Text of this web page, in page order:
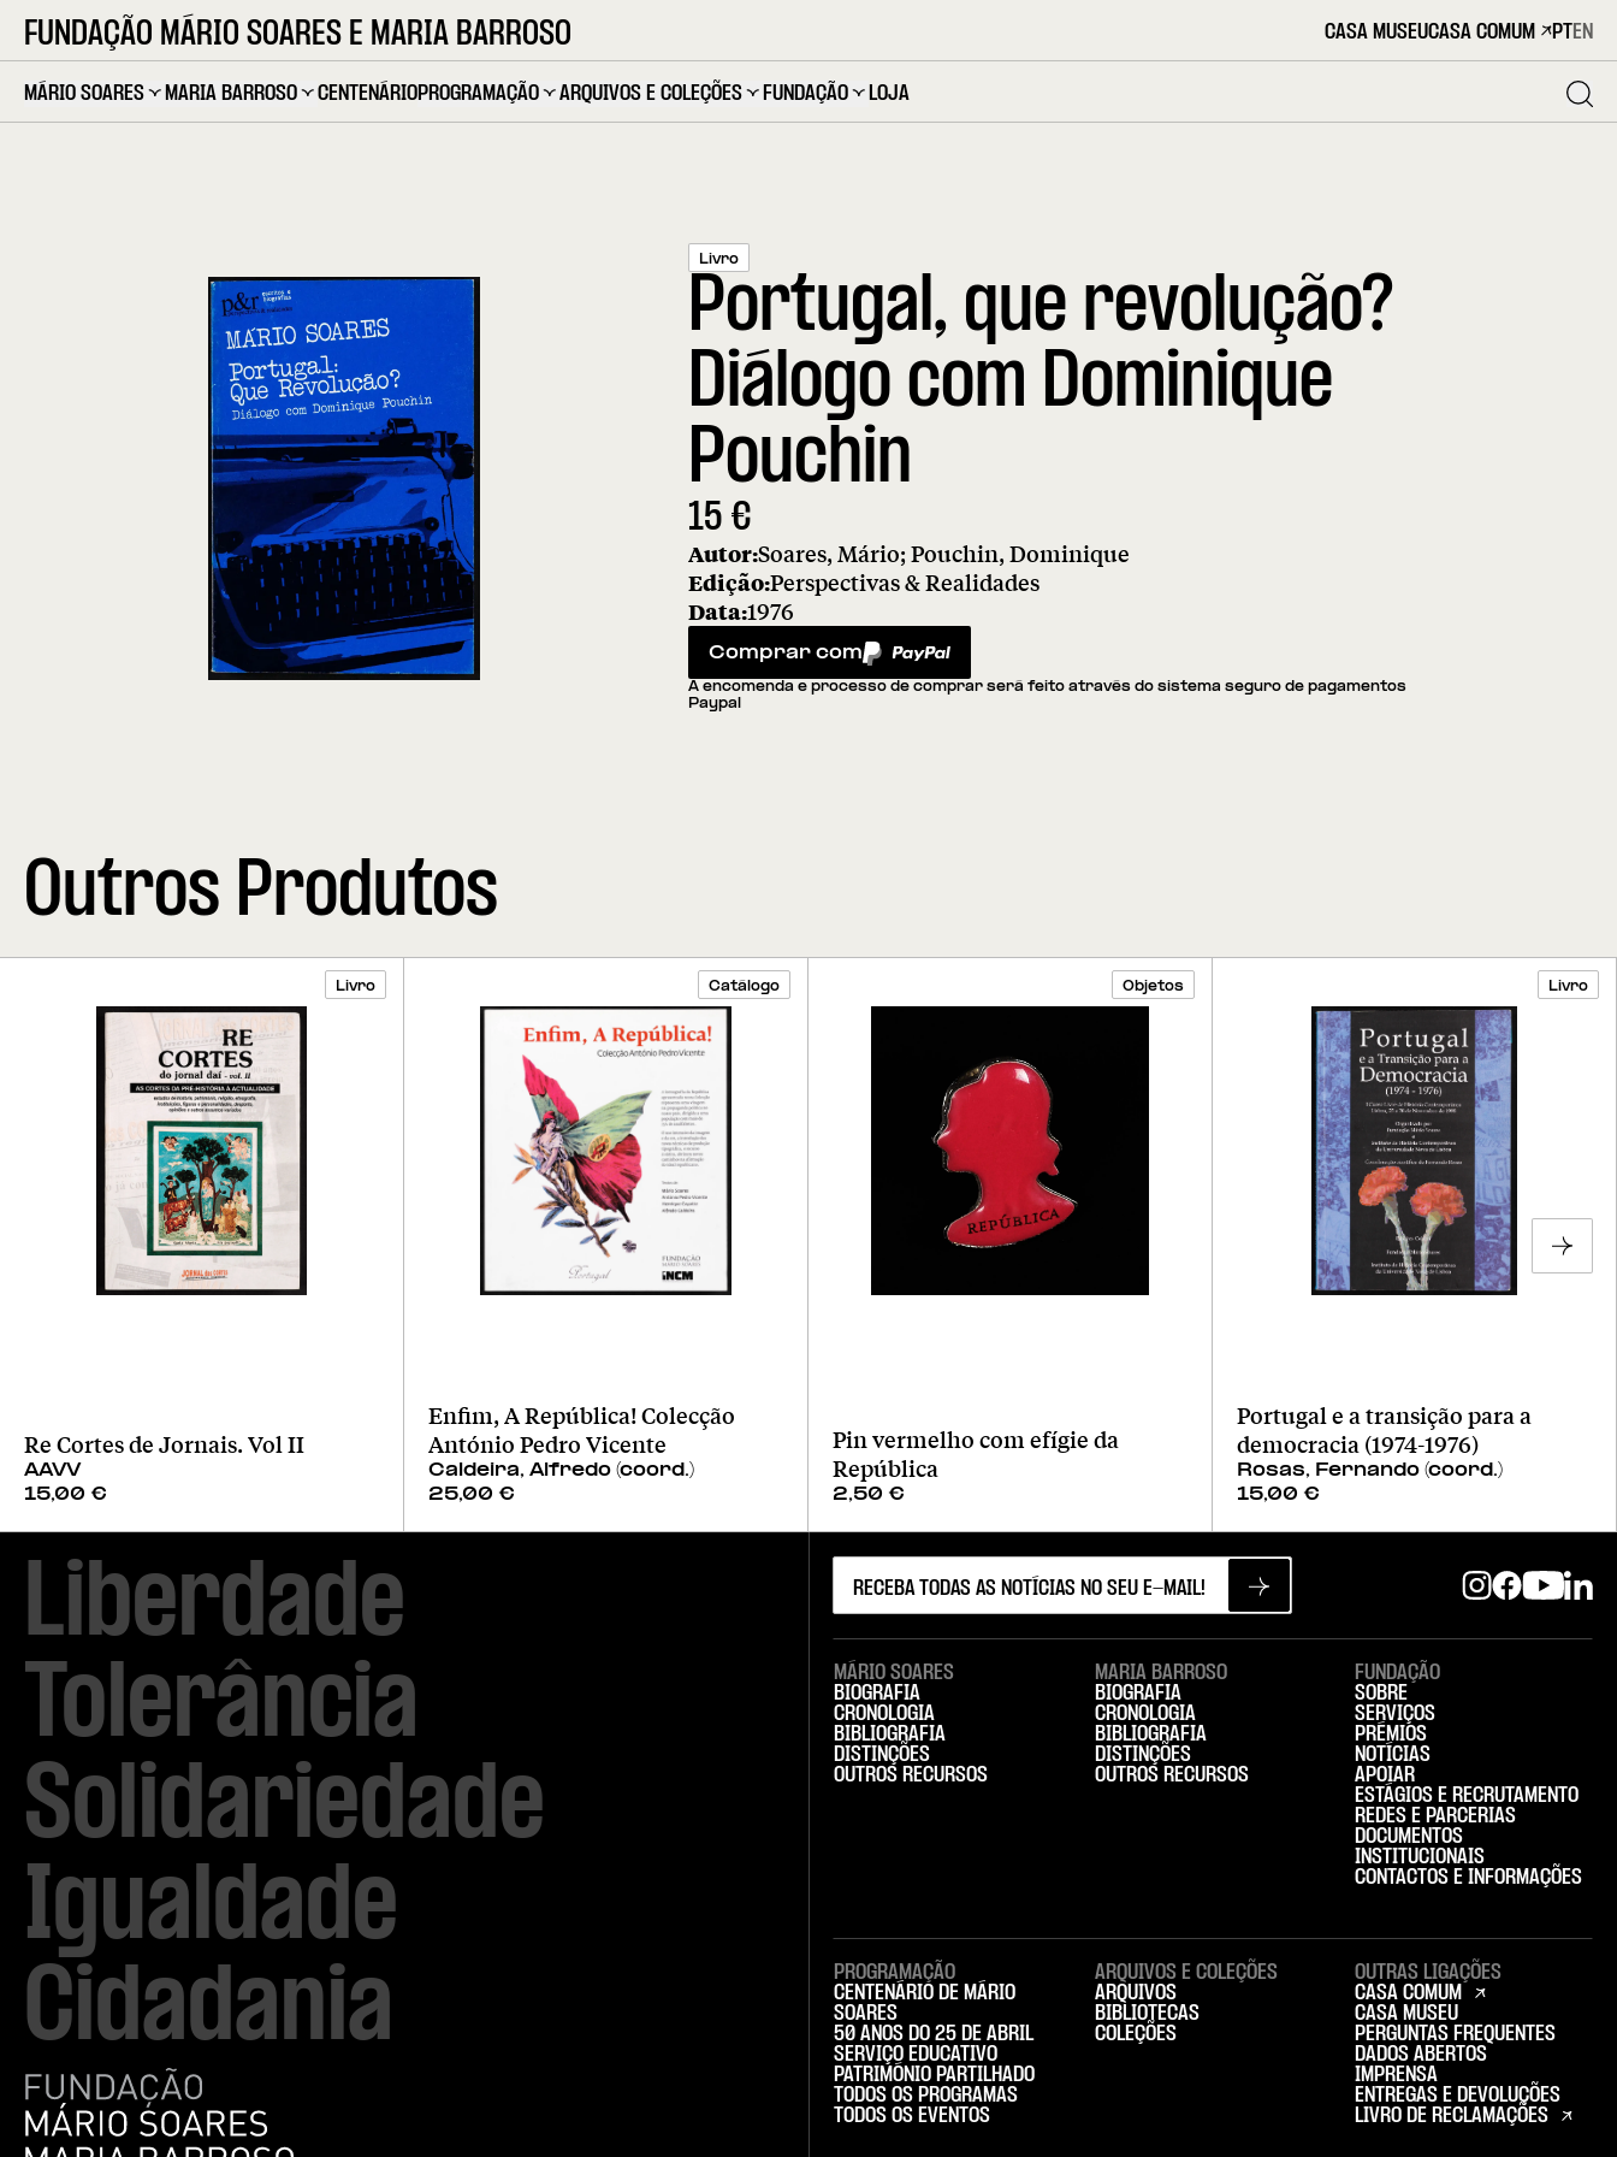
FUNDAÇÃO MÁRIO SOARES E MARIA BARROSO CASA MUSEUCASA COMUM PTEN
MÁRIO SOARES MARIA BARROSO CENTENÁRIOPROGRAMAÇÃO ARQUIVOS E COLEÇÕES FUNDAÇÃO LOJA
Livro
Portugal, que revolução?
Diálogo com Dominique
Pouchin
15€
Autor:Soares, Mário; Pouchin, Dominique
Edição:Perspectivas & Realidades
Data:1976
Comprar com
PayPal
A encomenda e processo de comprar será feito através do sistema seguro de pagamentos
Paypal
Outros Produtos
Livro
Re Cortes de Jornais. Vol II
AAVV
15,00 €
Catálogo
Enfim, A República! Colecção
António Pedro Vicente
Caldeira, Alfredo (coord.)
25,00 €
Objetos
Pin vermelho com efígie da
República
2,50 €
Livro
Portugal e a transição para a
democracia (1974-1976)
Rosas, Fernando (coord.)
15,00 €
Liberdade
Tolerância
Solidariedade
Igualdade
Cidadania
MÁRIO SOARES
BIOGRAFIA
CRONOLOGIA
BIBLIOGRAFIA
DISTINÇÕES
OUTROS RECURSOS
MARIA BARROSO
BIOGRAFIA
CRONOLOGIA
BIBLIOGRAFIA
DISTINÇÕES
OUTROS RECURSOS
FUNDAÇÃO
SOBRE
SERVIÇOS
PRÉMIOS
NOTÍCIAS
APOIAR
ESTÁGIOS E RECRUTAMENTO
REDES E PARCERIAS
DOCUMENTOS
INSTITUCIONAIS
CONTACTOS E INFORMAÇÕES
PROGRAMAÇÃO
CENTENÁRIO DE MÁRIO
SOARES
50 ANOS DO 25 DE ABRIL
SERVIÇO EDUCATIVO
PATRIMÓNIO PARTILHADO
TODOS OS PROGRAMAS
TODOS OS EVENTOS
ARQUIVOS E COLEÇÕES
ARQUIVOS
BIBLIOTECAS
COLEÇÕES
OUTRAS LIGAÇÕES
CASA COMUM
CASA MUSEU
PERGUNTAS FREQUENTES
DADOS ABERTOS
IMPRENSA
ENTREGAS E DEVOLUÇÕES
LIVRO DE RECLAMAÇÕES